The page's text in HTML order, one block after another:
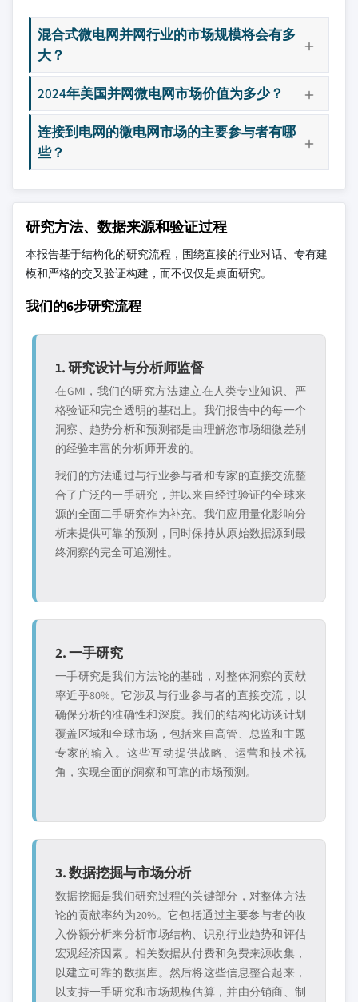
混合式微电网并网行业的市场规模将会有多
大？
2024年美国并网微电网市场价值为多少？
连接到电网的微电网市场的主要参与者有哪
些？
研究方法、数据来源和验证过程
本报告基于结构化的研究流程，围绕直接的行业对话、专有建
模和严格的交叉验证构建，而不仅仅是桌面研究。
我们的6步研究流程
1. 研究设计与分析师监督
在GMI，我们的研究方法建立在人类专业知识、严
格验证和完全透明的基础上。我们报告中的每一个
洞察、趋势分析和预测都是由理解您市场细微差别
的经验丰富的分析师开发的。
我们的方法通过与行业参与者和专家的直接交流整
合了广泛的一手研究，并以来自经过验证的全球来
源的全面二手研究作为补充。我们应用量化影响分
析来提供可靠的预测，同时保持从原始数据源到最
终洞察的完全可追溯性。
2. 一手研究
一手研究是我们方法论的基础，对整体洞察的贡献
率近乎80%。它涉及与行业参与者的直接交流，以
确保分析的准确性和深度。我们的结构化访谈计划
覆盖区域和全球市场，包括来自高管、总监和主题
专家的输入。这些互动提供战略、运营和技术视
角，实现全面的洞察和可靠的市场预测。
3. 数据挖掘与市场分析
数据挖掘是我们研究过程的关键部分，对整体方法
论的贡献率约为20%。它包括通过主要参与者的收
入份额分析来分析市场结构、识别行业趋势和评估
宏观经济因素。相关数据从付费和免费来源收集，
以建立可靠的数据库。然后将这些信息整合起来，
以支持一手研究和市场规模估算，并由分销商、制